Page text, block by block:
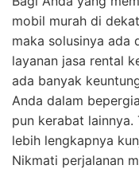
mobil murah di
maka solusinya ada
layanan jasa rental
ada banyak
Anda dalam
pun kerabat lainnya.
lebih lengkapnya
Nikmati perjalanan